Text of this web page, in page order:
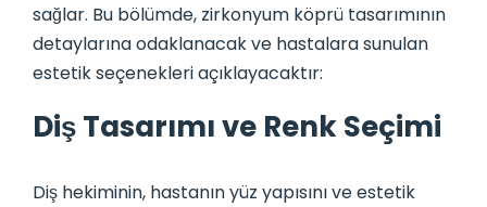
sağlar. Bu bölümde, zirkonyum köprü tasarımının
detaylarına odaklanacak ve hastalara sunulan
estetik seçenekleri açıklayacaktır:
Diş Tasarımı ve Renk Seçimi
Diş hekiminin, hastanın yüz yapısını ve estetik